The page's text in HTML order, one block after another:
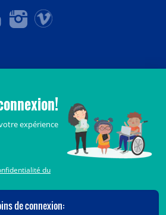
Justine.
Crédits
organismes publics